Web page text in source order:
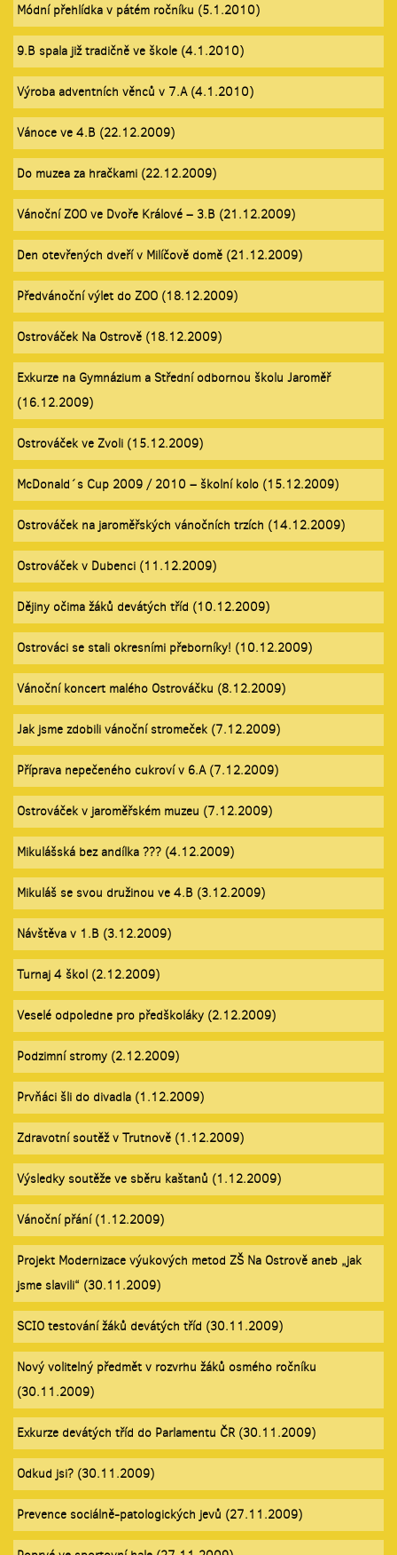
Módní přehlídka v pátém ročníku (5.1.2010)
9.B spala již tradičně ve škole (4.1.2010)
Výroba adventních věnců v 7.A (4.1.2010)
Vánoce ve 4.B (22.12.2009)
Do muzea za hračkami (22.12.2009)
Vánoční ZOO ve Dvoře Králové – 3.B (21.12.2009)
Den otevřených dveří v Milíčově domě (21.12.2009)
Předvánoční výlet do ZOO (18.12.2009)
Ostrováček Na Ostrově (18.12.2009)
Exkurze na Gymnázium a Střední odbornou školu Jaroměř
(16.12.2009)
Ostrováček ve Zvoli (15.12.2009)
McDonald´s Cup 2009 / 2010 – školní kolo (15.12.2009)
Ostrováček na jaroměřských vánočních trzích (14.12.2009)
Ostrováček v Dubenci (11.12.2009)
Dějiny očima žáků devátých tříd (10.12.2009)
Ostrováci se stali okresními přeborníky! (10.12.2009)
Vánoční koncert malého Ostrováčku (8.12.2009)
Jak jsme zdobili vánoční stromeček (7.12.2009)
Příprava nepečeného cukroví v 6.A (7.12.2009)
Ostrováček v jaroměřském muzeu (7.12.2009)
Mikulášská bez andílka ??? (4.12.2009)
Mikuláš se svou družinou ve 4.B (3.12.2009)
Návštěva v 1.B (3.12.2009)
Turnaj 4 škol (2.12.2009)
Veselé odpoledne pro předškoláky (2.12.2009)
Podzimní stromy (2.12.2009)
Prvňáci šli do divadla (1.12.2009)
Zdravotní soutěž v Trutnově (1.12.2009)
Výsledky soutěže ve sběru kaštanů (1.12.2009)
Vánoční přání (1.12.2009)
Projekt Modernizace výukových metod ZŠ Na Ostrově aneb „jak
jsme slavili“ (30.11.2009)
SCIO testování žáků devátých tříd (30.11.2009)
Nový volitelný předmět v rozvrhu žáků osmého ročníku
(30.11.2009)
Exkurze devátých tříd do Parlamentu ČR (30.11.2009)
Odkud jsi? (30.11.2009)
Prevence sociálně-patologických jevů (27.11.2009)